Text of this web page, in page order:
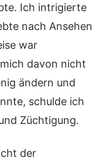
Ich intrigierte
nach Ansehen
war
davon nicht
ändern und
schulde ich
Züchtigung.
der